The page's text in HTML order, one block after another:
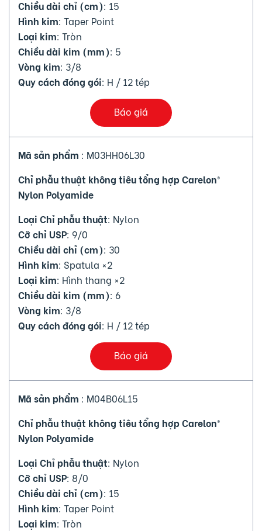
Chiều dài chỉ (cm): 15
Hình kim: Taper Point
Loại kim: Tròn
Chiều dài kim (mm): 5
Vòng kim: 3/8
Quy cách đóng gói: H / 12 tép
Báo giá
Mã sản phẩm : M03HH06L30
Chỉ phẫu thuật không tiêu tổng hợp Carelon®
Nylon Polyamide
Loại Chỉ phẫu thuật: Nylon
Cỡ chỉ USP: 9/0
Chiều dài chỉ (cm): 30
Hình kim: Spatula ×2
Loại kim: Hình thang ×2
Chiều dài kim (mm): 6
Vòng kim: 3/8
Quy cách đóng gói: H / 12 tép
Báo giá
Mã sản phẩm : M04B06L15
Chỉ phẫu thuật không tiêu tổng hợp Carelon®
Nylon Polyamide
Loại Chỉ phẫu thuật: Nylon
Cỡ chỉ USP: 8/0
Chiều dài chỉ (cm): 15
Hình kim: Taper Point
Loại kim: Tròn